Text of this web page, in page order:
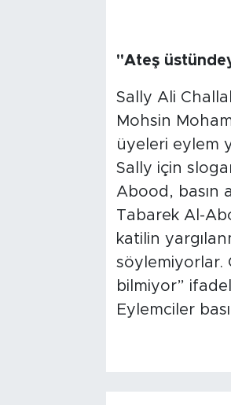
"Ateş
Sally Ali
Mohsin
üyeleri eylem
Sally için
Abood, basın
Tabarek Al-
katilin
söylemiyorlar.
bilmiyor”
Eylemciler